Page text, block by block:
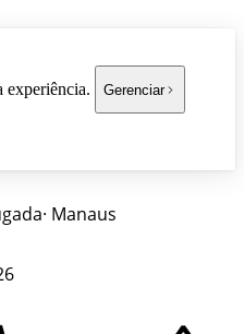
experiência. Gerenciar
· Manaus